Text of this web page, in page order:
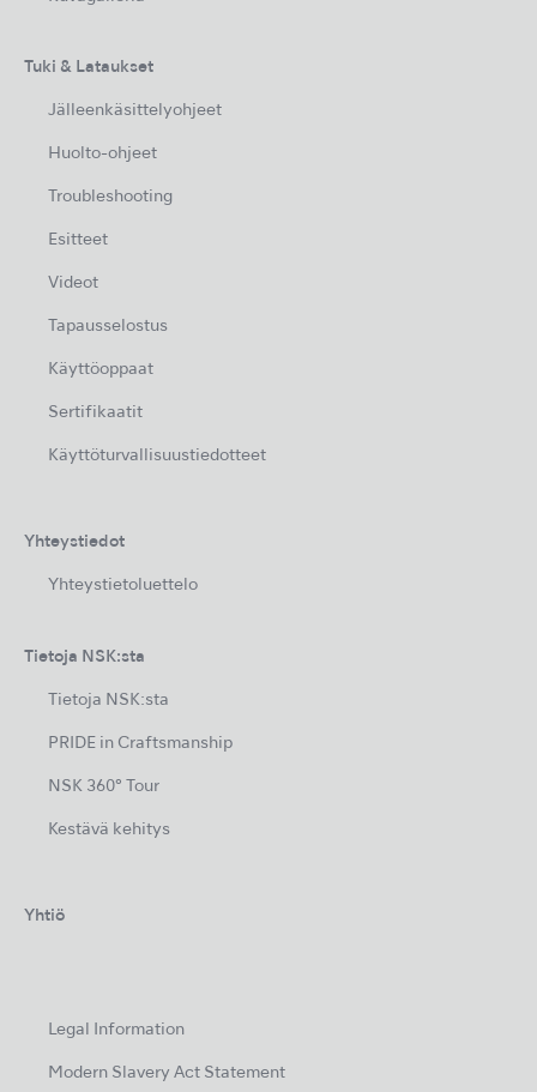
Tuki & Lataukset
Jälleenkäsittelyohjeet
Huolto-ohjeet
Troubleshooting
Esitteet
Videot
Tapausselostus
Käyttöoppaat
Sertifikaatit
Käyttöturvallisuustiedotteet
Yhteystiedot
Yhteystietoluettelo
Tietoja NSK:sta
Tietoja NSK:sta
PRIDE in Craftsmanship
NSK 360° Tour
Kestävä kehitys
Yhtiö
Legal Information
Modern Slavery Act Statement